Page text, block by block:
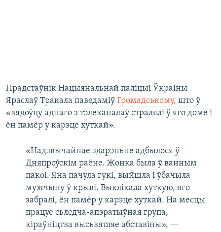
Прадстаўнік Нацыянальнай паліцыі Ўкраіны
Яраслаў Тракала паведаміў Громадському, што ў
«вядоўцу аднаго з тэлеканалаў стралялі ў яго доме і
ён памёр у карэце хуткай».
«Надзвычайнае здарэньне адбылося ў
Дняпроўскім раёне. Жонка была ў ванным
пакоі. Яна пачула гукі, выйшла і ўбачыла
мужчыну ў крыві. Выклікала хуткую, яго
забралі, ён памёр у карэце хуткай. На месцы
працуе сьледча-апэратыўная група,
кіраўніцтва высьвятляе абставіны», —